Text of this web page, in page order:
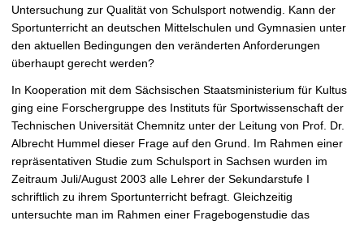
Untersuchung zur Qualität von Schulsport notwendig. Kann der
Sportunterricht an deutschen Mittelschulen und Gymnasien unter
den aktuellen Bedingungen den veränderten Anforderungen
überhaupt gerecht werden?
In Kooperation mit dem Sächsischen Staatsministerium für Kultus
ging eine Forschergruppe des Instituts für Sportwissenschaft der
Technischen Universität Chemnitz unter der Leitung von Prof. Dr.
Albrecht Hummel dieser Frage auf den Grund. Im Rahmen einer
repräsentativen Studie zum Schulsport in Sachsen wurden im
Zeitraum Juli/August 2003 alle Lehrer der Sekundarstufe I
schriftlich zu ihrem Sportunterricht befragt. Gleichzeitig
untersuchte man im Rahmen einer Fragebogenstudie das